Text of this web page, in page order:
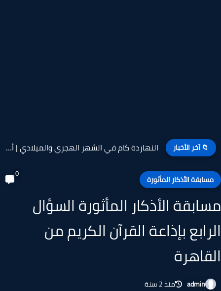
📁 آخر الأخبار مسابقة من بلاغة القرآن الكريم السؤال التاسع والعشرون بإذاعة القرآن...
الأذكار المأثورة
الأذكار المأثورة السؤال
بإذاعة القرآن الكريم من
admin منذ 2 سنة